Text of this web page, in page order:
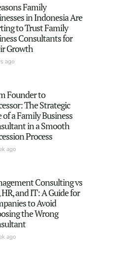
Family
in Indonesia Are
to Trust Family
Consultants for
Growth
ago
Founder to
The Strategic
of a Family Business
in a Smooth
Process
ago
Consulting vs
HR, and IT: A Guide for
to Avoid
the Wrong
ago